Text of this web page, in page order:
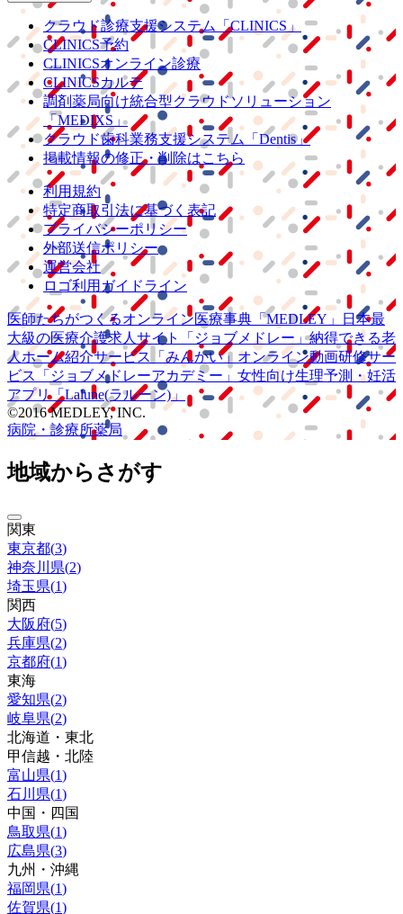
クラウド診療支援システム
「CLINICS」
CLINICS予約
CLINICSオンライン診療
CLINICSカルテ
調剤薬局向け統合型クラウドソリューション
「MEDIXS」
クラウド歯科業務支援システム
「Dentis」
掲載情報の修正・削除はこちら
利用規約
特定商取引法に基づく表記
プライバシーポリシー
外部送信ポリシー
運営会社
ロゴ利用ガイドライン
医師たちがつくるオンライン医療事典 「MEDLEY」
日本最
大級の医療介護求人サイト 「ジョブメドレー」納得できる老
人ホーム紹介サービス
「みんかい」 オンライン動画研修サー
ビス
「ジョブメドレーアカデミー」 女性向け生理予測・妊活
アプリ「Lalune(ラルーン)」
©2016 MEDLEY, INC.
病院・診療所薬局
地域からさがす
関東
東京都(3)
神奈川県(2)
埼玉県(1)
関西
大阪府(5)
兵庫県(2)
京都府(1)
東海
愛知県(2)
岐阜県(2)
北海道・東北
甲信越・北陸
富山県(1)
石川県(1)
中国・四国
鳥取県(1)
広島県(3)
九州・沖縄
福岡県(1)
佐賀県(1)